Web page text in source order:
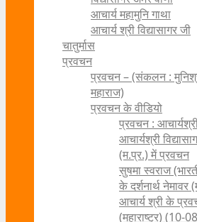
आचार्य महामुनि गाथा
आचार्य श्री विद्यासागर जी
चातुर्मास
प्रवचन
प्रवचन – (संकलन :
महाराज)
प्रवचन के वीडियो
प्रवचन : आचार्यश्री
आचार्यश्री
(म.प्र.) में प्रवचन
सुषमा स्वराज
के दर्शनार्थ नेमावर
आचार्य श्री के
(महाराष्ट्र) (10-